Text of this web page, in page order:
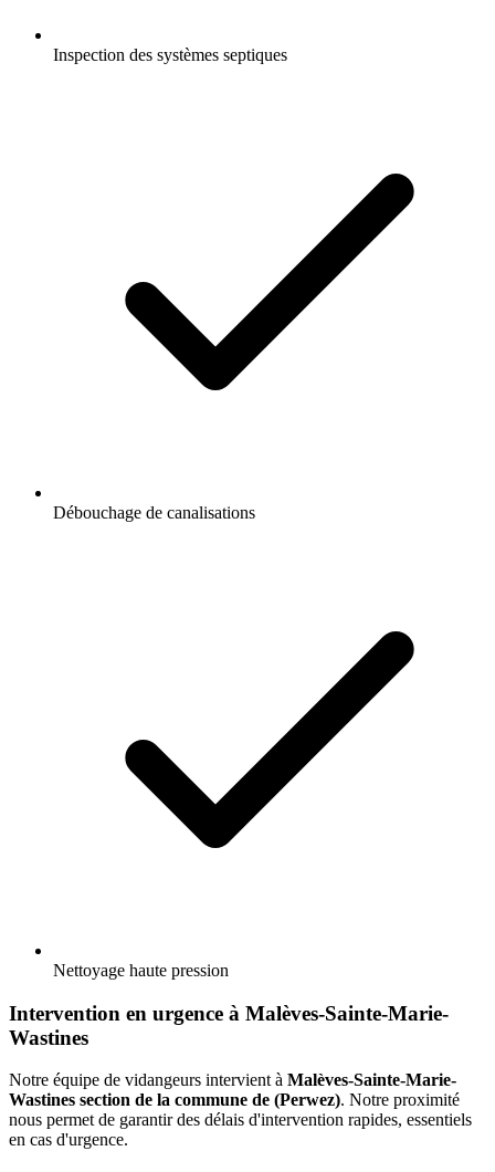
Inspection des systèmes septiques
Débouchage de canalisations
Nettoyage haute pression
Intervention en urgence à Malèves-Sainte-Marie-
Wastines
Notre équipe de vidangeurs intervient à Malèves-Sainte-Marie-
Wastines section de la commune de (Perwez). Notre proximité
nous permet de garantir des délais d'intervention rapides, essentiels
en cas d'urgence.